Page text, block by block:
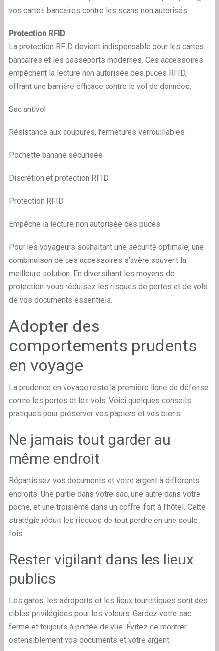
vos cartes bancaires contre les scans non autorisés.
Protection RFID
La protection RFID devient indispensable pour les cartes
bancaires et les passeports modernes. Ces accessoires
empêchent la lecture non autorisée des puces RFID,
offrant une barrière efficace contre le vol de données.
Sac antivol
Résistance aux coupures, fermetures verrouillables
Pochette banane sécurisée
Discrétion et protection RFID
Protection RFID
Empêche la lecture non autorisée des puces
Pour les voyageurs souhaitant une sécurité optimale, une
combinaison de ces accessoires s'avère souvent la
meilleure solution. En diversifiant les moyens de
protection, vous réduisez les risques de pertes et de vols
de vos documents essentiels.
Adopter des
comportements prudents
en voyage
La prudence en voyage reste la première ligne de défense
contre les pertes et les vols. Voici quelques conseils
pratiques pour préserver vos papiers et vos biens.
Ne jamais tout garder au
même endroit
Répartissez vos documents et votre argent à différents
endroits. Une partie dans votre sac, une autre dans votre
poche, et une troisième dans un coffre-fort à l'hôtel. Cette
stratégie réduit les risques de tout perdre en une seule
fois.
Rester vigilant dans les lieux
publics
Les gares, les aéroports et les lieux touristiques sont des
cibles privilégiées pour les voleurs. Gardez votre sac
fermé et toujours à portée de vue. Évitez de montrer
ostensiblement vos documents et votre argent.